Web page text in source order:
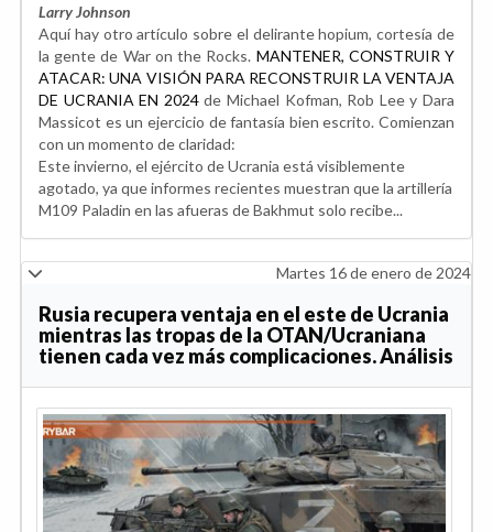
Larry Johnson
Aquí hay otro artículo sobre el delirante hopium, cortesía de
la gente de War on the Rocks. MANTENER, CONSTRUIR Y
ATACAR: UNA VISIÓN PARA RECONSTRUIR LA VENTAJA
DE UCRANIA EN 2024de Michael Kofman, Rob Lee y Dara
Massicot es un ejercicio de fantasía bien escrito. Comienzan
con un momento de claridad:
Este invierno, el ejército de Ucrania está visiblemente
agotado, ya que informes recientes muestran que la artillería
M109 Paladin en las afueras de Bakhmut solo recibe...
Martes 16 de enero de 2024
Rusia recupera ventaja en el este de Ucrania
mientras las tropas de la OTAN/Ucraniana
tienen cada vez más complicaciones. Análisis